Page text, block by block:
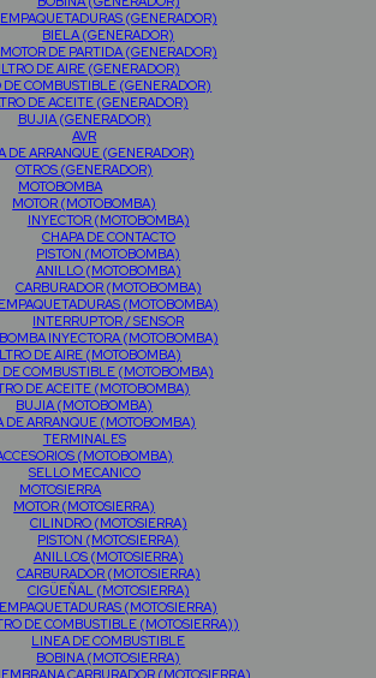
EMPAQUETADURAS (GENERADOR)
BIELA (GENERADOR)
MOTOR DE PARTIDA (GENERADOR)
DE AIRE (GENERADOR)
DE COMBUSTIBLE (GENERADOR)
DE ACEITE (GENERADOR)
BUJIA (GENERADOR)
AVR
DE ARRANQUE (GENERADOR)
OTROS (GENERADOR)
MOTOBOMBA
MOTOR (MOTOBOMBA)
INYECTOR (MOTOBOMBA)
CHAPA DE CONTACTO
PISTON (MOTOBOMBA)
ANILLO (MOTOBOMBA)
CARBURADOR (MOTOBOMBA)
EMPAQUETADURAS (MOTOBOMBA)
INTERRUPTOR / SENSOR
BOMBA INYECTORA (MOTOBOMBA)
DE AIRE (MOTOBOMBA)
DE COMBUSTIBLE (MOTOBOMBA)
DE ACEITE (MOTOBOMBA)
BUJIA (MOTOBOMBA)
DE ARRANQUE (MOTOBOMBA)
TERMINALES
(MOTOBOMBA)
SELLO MECANICO
MOTOSIERRA
MOTOR (MOTOSIERRA)
CILINDRO (MOTOSIERRA)
PISTON (MOTOSIERRA)
ANILLOS (MOTOSIERRA)
CARBURADOR (MOTOSIERRA)
CIGÜEÑAL (MOTOSIERRA)
EMPAQUETADURAS (MOTOSIERRA)
DE COMBUSTIBLE (MOTOSIERRA))
LINEA DE COMBUSTIBLE
BOBINA (MOTOSIERRA)
CARBURADOR (MOTOSIERRA)